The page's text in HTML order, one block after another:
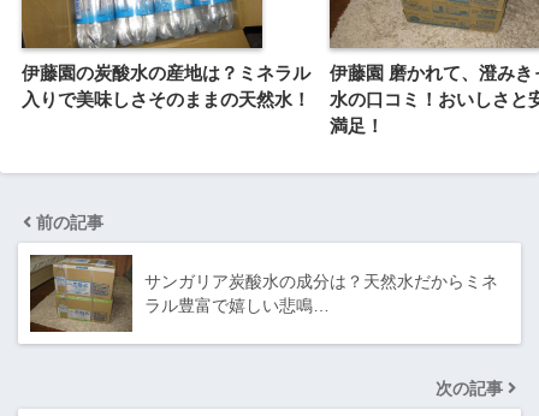
伊藤園の炭酸水の産地は？ミネラル
入りで美味しさそのままの天然水！
伊藤園 磨かれて、澄みき
水の口コミ！おいしさと
満足！
前の記事
サンガリア炭酸水の成分は？天然水だからミネ
ラル豊富で嬉しい悲鳴…
次の記事